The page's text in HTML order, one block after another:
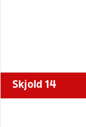
Skjold 14